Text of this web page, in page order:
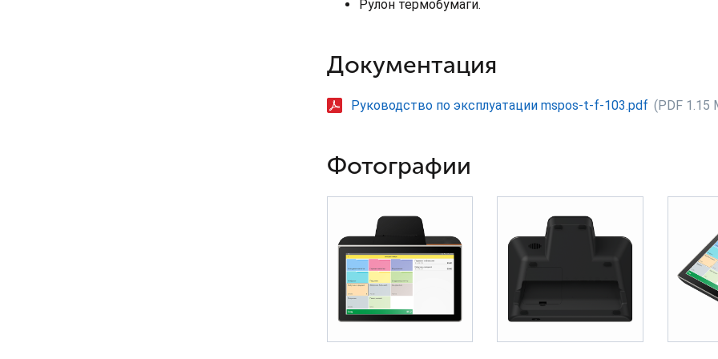
Рулон термобумаги.
Документация
Руководство по эксплуатации mspos-t-f-103.pdf (PDF 1.15
Фотографии